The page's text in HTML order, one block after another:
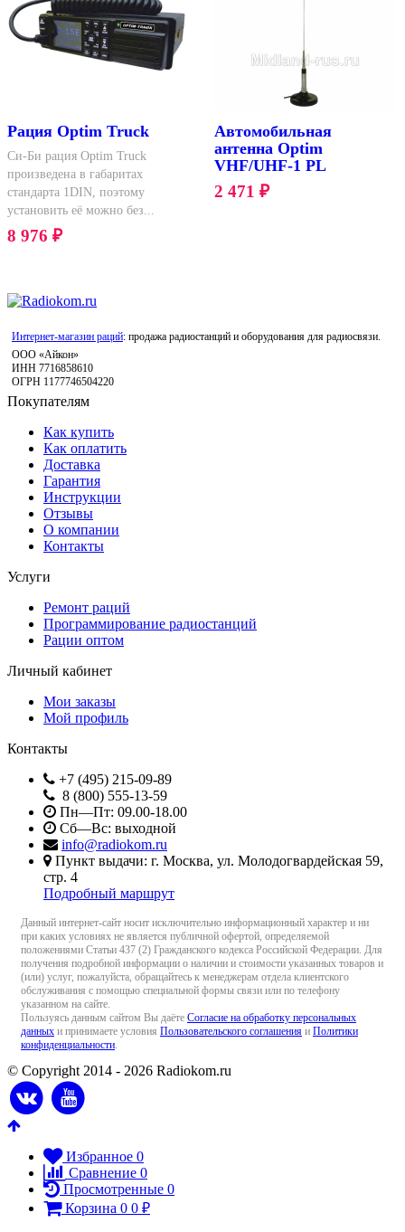
Рация Optim Truck
Си-Би рация Optim Truck
произведена в габаритах
стандарта 1DIN, поэтому
установить её можно без...
8 976 ₽
Автомобильная
антенна Optim
VHF/UHF-1 PL
2 471 ₽
Интернет-магазин раций: продажа радиостанций и оборудования для радиосвязи.
ООО «Айкон»
ИНН 7716858610
ОГРН 1177746504220
Покупателям
Как купить
Как оплатить
Доставка
Гарантия
Инструкции
Отзывы
О компании
Контакты
Услуги
Ремонт раций
Программирование радиостанций
Рации оптом
Личный кабинет
Мои заказы
Мой профиль
Контакты
+7 (495) 215-09-89
8 (800) 555-13-59
Пн—Пт: 09.00-18.00
Сб—Вс: выходной
info@radiokom.ru
Пункт выдачи: г. Москва, ул. Молодогвардейская 59,
стр. 4
Подробный маршрут
Данный интернет-сайт носит исключительно информационный характер и ни
при каких условиях не является публичной офертой, определяемой
положениями Статьи 437 (2) Гражданского кодекса Российской Федерации. Для
получения подробной информации о наличии и стоимости указанных товаров и
(или) услуг, пожалуйста, обращайтесь к менеджерам отдела клиентского
обслуживания с помощью специальной формы связи или по телефону
указанном на сайте.
Пользуясь данным сайтом Вы даёте Согласие на обработку персональных
данных и принимаете условия Пользовательского соглашения и Политики
конфиденциальности.
© Copyright 2014 - 2026 Radiokom.ru
Избранное 0
Сравнение 0
Просмотренные 0
Корзина 0 0 ₽